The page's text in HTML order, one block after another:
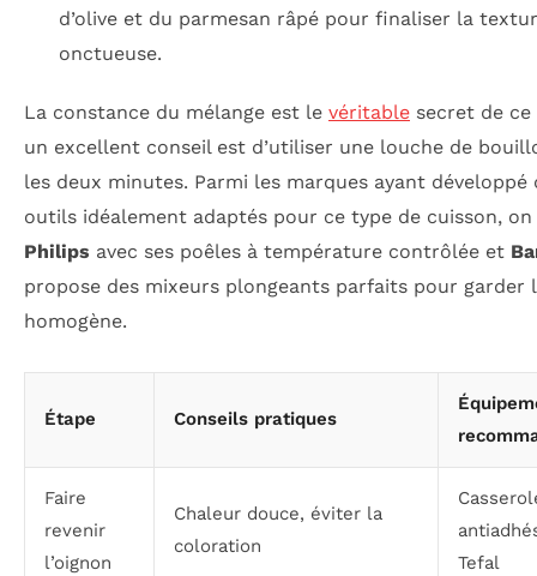
d’olive et du parmesan râpé pour finaliser la
onctueuse.
La constance du mélange est le véritable secret de
un excellent conseil est d’utiliser une louche de
les deux minutes. Parmi les marques ayant développé
outils idéalement adaptés pour ce type de cuisson,
Philips avec ses poêles à température contrôlée et
propose des mixeurs plongeants parfaits pour garder
homogène.
Étape Conseils pratiques
Faire
revenir
l’oignon
Chaleur douce, éviter la
coloration
Tefal